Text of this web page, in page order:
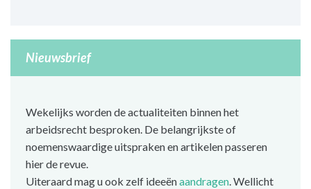
Nieuwsbrief
Wekelijks worden de actualiteiten binnen het
arbeidsrecht besproken. De belangrijkste of
noemenswaardige uitspraken en artikelen passeren
hier de revue.
Uiteraard mag u ook zelf ideeënaandragen . Wellicht